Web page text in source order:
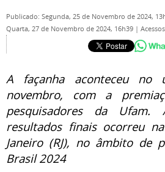
Publicado: Segunda, 25 de Novembro de 2024,
Quarta, 27 de Novembro de 2024, 16h39 |
A façanha aconteceu
novembro, com a
pesquisadores da Ufam.
resultados finais ocorreu
Janeiro (RJ), no âmbito de
Brasil 2024